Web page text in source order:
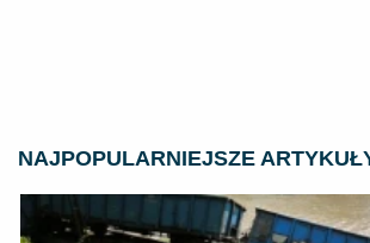
NAJPOPULARNIEJSZE